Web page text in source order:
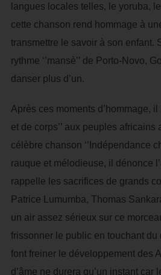
langues locales telles, le yoruba,
cette chanson rend hommage à
transmettre le savoir à son enfant.
rythme ‘’mansè’’ de Porto-Novo,
danser plus d’un.
Après ces moments d’hommage,
et de corps’’ aux peuples
célèbre chanson ‘’Indépendance
rauque et mélodieuse, il dénonce
rappelle les sacrifices de grands
Patrice Lumumba, Thomas
un air assez sérieux sur ce
frissonner le public en touchant du
font freiner le développement des
d’âme ne durera qu’un instant car